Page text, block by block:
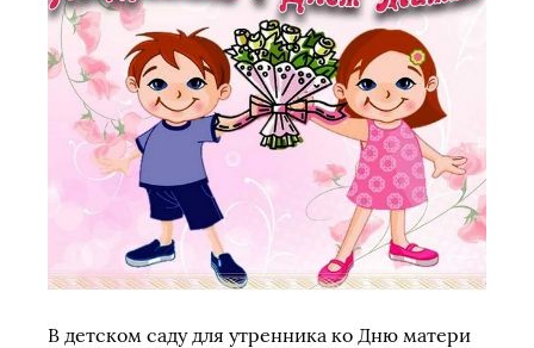
В детском саду для утренника ко Дню матери